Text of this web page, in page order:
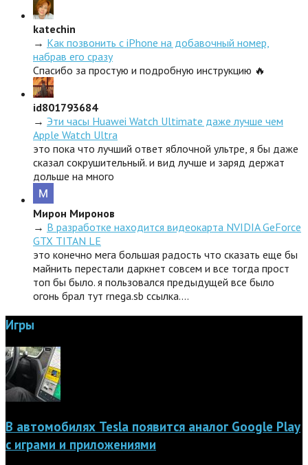
katechin
→ Как позвонить с iPhone на добавочный номер,
набрав его сразу
Спасибо за простую и подробную инструкцию 🔥
id801793684
→ Эти часы Huawei Watch Ultimate даже лучше чем
Apple Watch Ultra
это пока что лучший ответ яблочной ультре, я бы даже
сказал сокрушительный. и вид лучше и заряд держат
дольше на много
Мирон Миронов
→ В разработке находится видеокарта NVIDIA GeForce
GTX TITAN LE
это конечно мега большая радость что сказать еще бы
майнить перестали даркнет совсем и все тогда прост
топ бы было. я пользовался предыдущей все было
огонь брал тут rnega.sb ссылка.…
Игры
В автомобилях Tesla появится аналог Google Play
с играми и приложениями